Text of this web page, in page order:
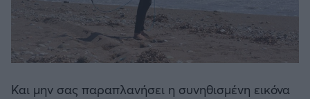
Και μην σας παραπλανήσει η συνηθισμένη εικόνα